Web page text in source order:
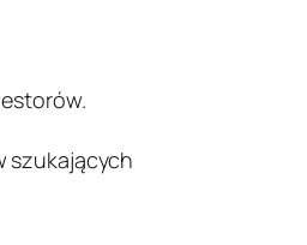
szukających